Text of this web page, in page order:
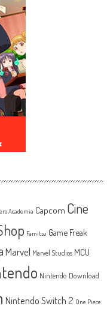
Academia Capcom Cine
Famitsu Game Freak
Marvel Marvel Studios MCU
Nintendo Download
Nintendo Switch 2 One Piece